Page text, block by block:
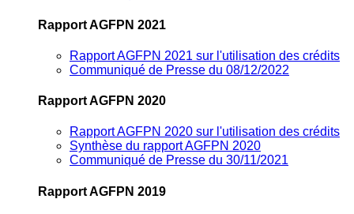
Rapport AGFPN 2021
Rapport AGFPN 2021 sur l'utilisation des crédits
Communiqué de Presse du 08/12/2022
Rapport AGFPN 2020
Rapport AGFPN 2020 sur l'utilisation des crédits
Synthèse du rapport AGFPN 2020
Communiqué de Presse du 30/11/2021
Rapport AGFPN 2019